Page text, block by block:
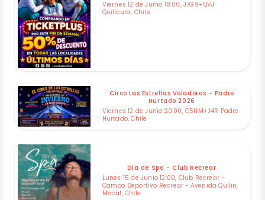
Viernes 12 de Junio 18:00, J7G9+QVJ
Quilicura, Chile
Circo Las Estrellas Voladoras - Padre
Hurtado 2026
Viernes 12 de Junio 20:00, C5HM+J4R Padre
Hurtado, Chile
Dia de Spa - Club Recrear
Lunes 15 de Junio 12:00, Club Recrear -
Campo Deportivo Recrear - Avenida Quilin,
Macul, Chile